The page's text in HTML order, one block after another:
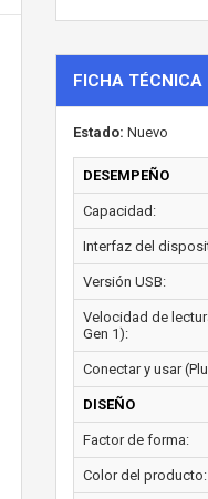
FICHA TÉCNICA
Estado: Nuevo
DESEMPEÑO
Capacidad:
Interfaz del
Versión USB:
Velocidad de
Gen 1):
Conectar y usar
DISEÑO
Factor de forma:
Color del producto: